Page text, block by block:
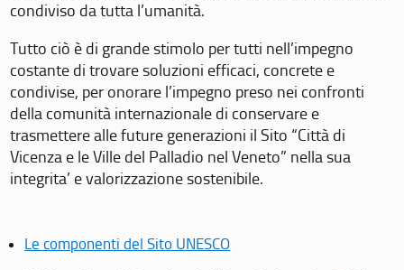
condiviso da tutta l’umanità.
Tutto ciò è di grande stimolo per tutti nell’impegno
costante di trovare soluzioni efficaci, concrete e
condivise, per onorare l’impegno preso nei confronti
della comunità internazionale di conservare e
trasmettere alle future generazioni il Sito “Città di
Vicenza e le Ville del Palladio nel Veneto” nella sua
integrita’ e valorizzazione sostenibile.
Le componenti del Sito UNESCO